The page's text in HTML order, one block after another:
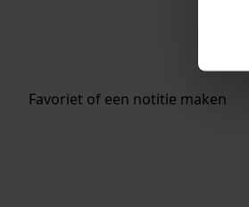
Favoriet of een notitie maken